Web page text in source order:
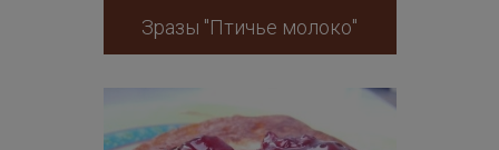
Зразы "Птичье молоко"